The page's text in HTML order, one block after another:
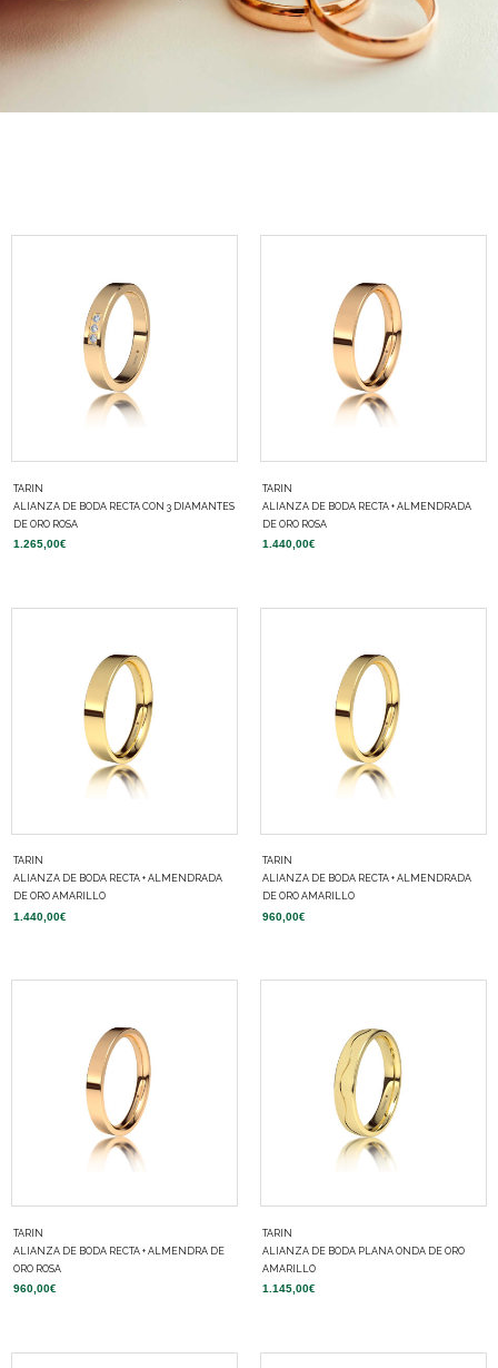
TARIN
ALIANZA DE BODA RECTA CON 3 DIAMANTES
DE ORO ROSA
1.265,00€
TARIN
ALIANZA DE BODA RECTA + ALMENDRADA
DE ORO ROSA
1.440,00€
TARIN
ALIANZA DE BODA RECTA + ALMENDRADA
DE ORO AMARILLO
1.440,00€
TARIN
ALIANZA DE BODA RECTA + ALMENDRADA
DE ORO AMARILLO
960,00€
TARIN
ALIANZA DE BODA RECTA + ALMENDRA DE
ORO ROSA
960,00€
TARIN
ALIANZA DE BODA PLANA ONDA DE ORO
AMARILLO
1.145,00€